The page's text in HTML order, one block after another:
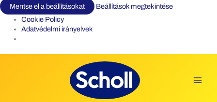
Mentse el a beállításokat
Beállítások megtekintése
Cookie Policy
Adatvédelmi irányelvek